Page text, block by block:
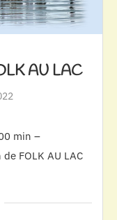
AU LAC
min –
FOLK AU LAC